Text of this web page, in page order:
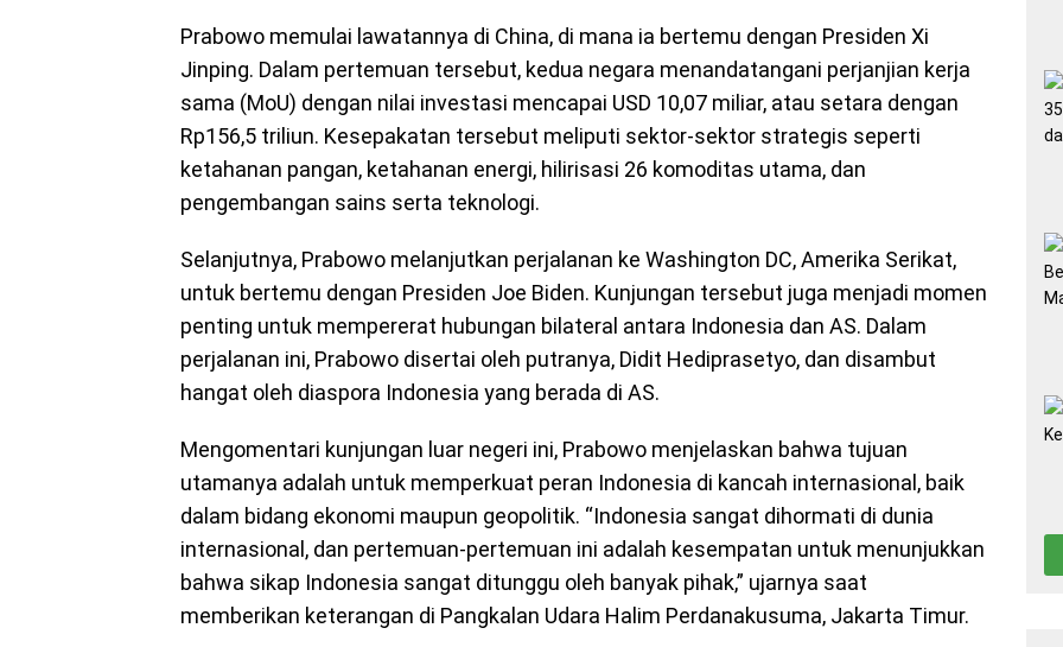
Prabowo memulai lawatannya di China, di mana ia bertemu dengan Presiden Xi
Jinping. Dalam pertemuan tersebut, kedua negara menandatangani perjanjian kerja
sama (MoU) dengan nilai investasi mencapai USD 10,07 miliar, atau setara dengan
Rp156,5 triliun. Kesepakatan tersebut meliputi sektor-sektor strategis seperti
ketahanan pangan, ketahanan energi, hilirisasi 26 komoditas utama, dan
pengembangan sains serta teknologi.
Selanjutnya, Prabowo melanjutkan perjalanan ke Washington DC, Amerika Serikat,
untuk bertemu dengan Presiden Joe Biden. Kunjungan tersebut juga menjadi momen
penting untuk mempererat hubungan bilateral antara Indonesia dan AS. Dalam
perjalanan ini, Prabowo disertai oleh putranya, Didit Hediprasetyo, dan disambut
hangat oleh diaspora Indonesia yang berada di AS.
Mengomentari kunjungan luar negeri ini, Prabowo menjelaskan bahwa tujuan
utamanya adalah untuk memperkuat peran Indonesia di kancah internasional, baik
dalam bidang ekonomi maupun geopolitik. “Indonesia sangat dihormati di dunia
internasional, dan pertemuan-pertemuan ini adalah kesempatan untuk menunjukkan
bahwa sikap Indonesia sangat ditunggu oleh banyak pihak,” ujarnya saat
memberikan keterangan di Pangkalan Udara Halim Perdanakusuma, Jakarta Timur.